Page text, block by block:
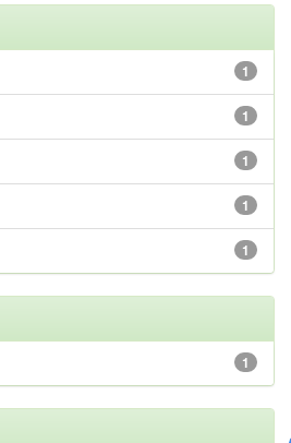
1
1
1
1
1
1